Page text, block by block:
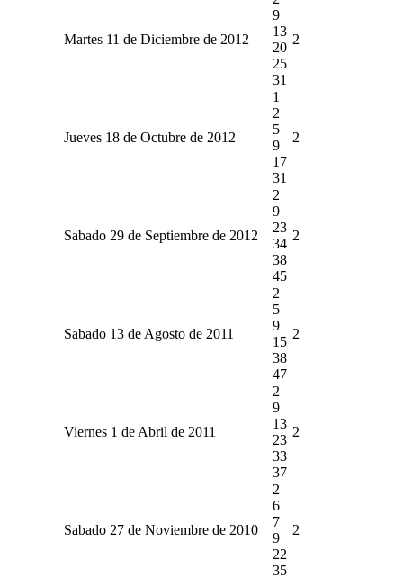
Martes 11 de Diciembre de 2012
9
13
20
25
31
2
Jueves 18 de Octubre de 2012
1
2
5
9
17
31
2
Sabado 29 de Septiembre de 2012
2
9
23
34
38
45
2
Sabado 13 de Agosto de 2011
2
5
9
15
38
47
2
Viernes 1 de Abril de 2011
2
9
13
23
33
37
2
Sabado 27 de Noviembre de 2010
2
6
7
9
22
35
2